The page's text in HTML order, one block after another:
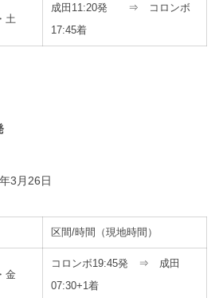
土
成田11:20発 ⇒ コロンボ
17:45着
3月26日
区間/時間（現地時間）
金
コロンボ19:45発 ⇒ 成田
07:30+1着